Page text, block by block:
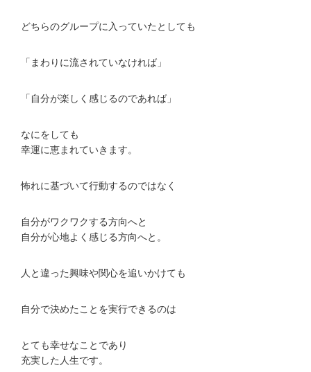
どちらのグループに入っていたとしても
「まわりに流されていなければ」
「自分が楽しく感じるのであれば」
なにをしても
幸運に恵まれていきます。
怖れに基づいて行動するのではなく
自分がワクワクする方向へと
自分が心地よく感じる方向へと。
人と違った興味や関心を追いかけても
自分で決めたことを実行できるのは
とても幸せなことであり
充実した人生です。